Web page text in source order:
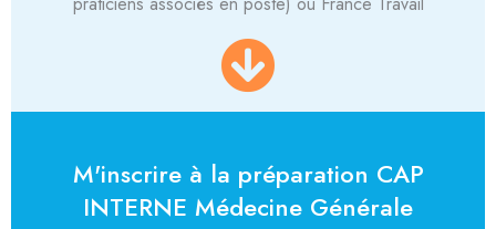
M'inscrire à la préparation CAP
INTERNE Médecine Générale